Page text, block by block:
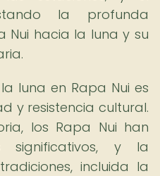
la profunda
Nui hacia la luna y su
luna en Rapa Nui es
y resistencia cultural.
los Rapa Nui han
significativos, y la
incluida la